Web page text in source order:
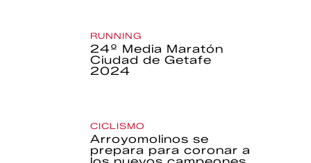
RUNNING
24º Media Maratón
Ciudad de Getafe
2024
CICLISMO
Arroyomolinos se
prepara para coronar a